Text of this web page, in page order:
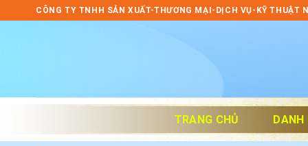
to
CÔNG TY TNHH SẢN XUẤT-THƯƠNG MẠI-DỊCH VỤ-KỸ THUẬT
TRANG CHỦ DANH